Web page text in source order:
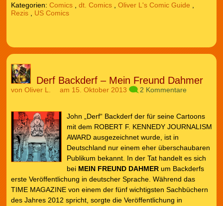
Kategorien: Comics, dt. Comics, Oliver L's Comic Guide
Rezis, US Comics
Derf Backderf – Mein Freund Dahmer
von Oliver L. am 15. Oktober 2013 2 Kommentare
John „Derf“ Backderf der für seine Cartoons
mit dem ROBERT F. KENNEDY JOURNALISM
AWARD ausgezeichnet wurde, ist in
Deutschland nur einem eher überschaubaren
Publikum bekannt. In der Tat handelt es sich
bei MEIN FREUND DAHMERum Backderfs
erste Veröffentlichung in deutscher Sprache. Während das
TIME MAGAZINE von einem der fünf wichtigsten Sachbüchern
des Jahres 2012 spricht, sorgte die Veröffentlichung in